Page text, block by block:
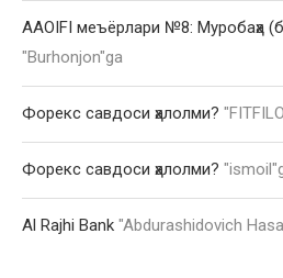
AAOIFI меъёрлари №8: Муробаҳа
"Burhonjon"ga
Форекс савдоси ҳалолми? "FITFILO
Форекс савдоси ҳалолми? "ismoil
Al Rajhi Bank "Abdurashidovich